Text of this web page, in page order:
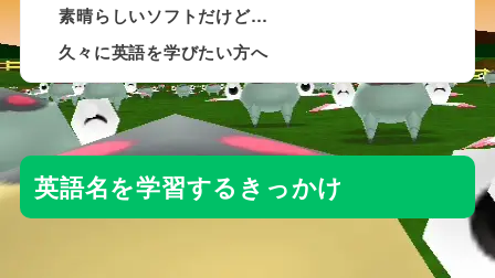
素晴らしいソフトだけど…
久々に英語を学びたい方へ
英語名を学習するきっかけ